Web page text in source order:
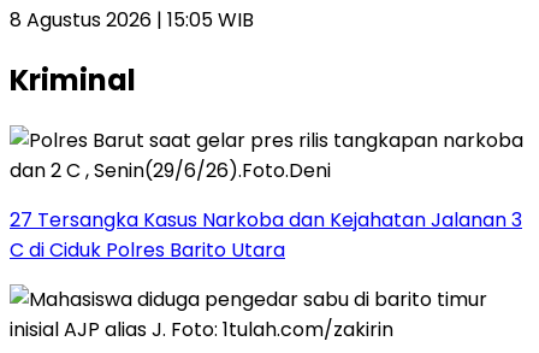
8 Agustus 2026 | 15:05 WIB
Kriminal
27 Tersangka Kasus Narkoba dan Kejahatan Jalanan 3
C di Ciduk Polres Barito Utara